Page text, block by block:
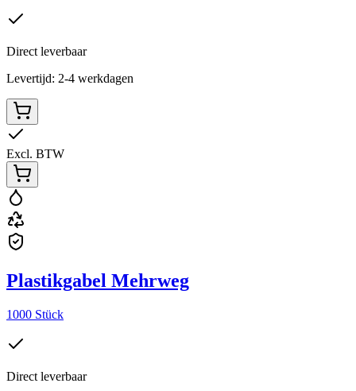
Direct leverbaar
Levertijd: 2-4 werkdagen
Excl. BTW
Plastikgabel Mehrweg
1000 Stück
Direct leverbaar